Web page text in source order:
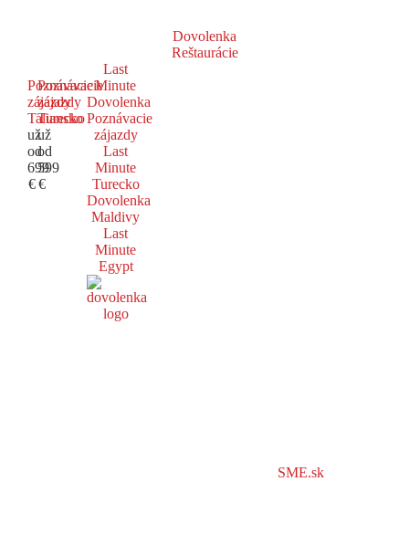
Dovolenka
Reštaurácie
Poznávacie
zájazdy
Taliansko
už
od
699
€
Poznávacie
zájazdy
Turecko
už
od
599
€
Last
Minute
Dovolenka
Poznávacie
zájazdy
Last
Minute
Turecko
Dovolenka
Maldivy
Last
Minute
Egypt
SME.sk